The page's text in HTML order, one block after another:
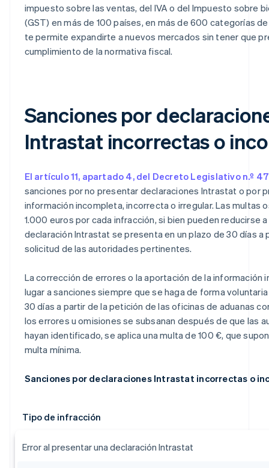
impuesto sobre las ventas, del IVA o del Impuesto sobre
(GST) en más de 100 países, en más de 600 categorías
te permite expandirte a nuevos mercados sin tener que
cumplimiento de la normativa fiscal.
Sanciones por
Intrastat incorrectas o
El artículo 11, apartado 4, del Decreto Legislativo n.º
sanciones por no presentar declaraciones Intrastat o por
información incompleta, incorrecta o irregular. Las multas
1.000 euros por cada infracción, si bien pueden reducirse
declaración Intrastat se presenta en un plazo de 30 días a
solicitud de las autoridades pertinentes.
La corrección de errores o la aportación de la información
lugar a sanciones siempre que se haga de forma
30 días a partir de la petición de las oficinas de aduanas
los errores u omisiones se subsanan después de que las
hayan identificado, se aplica una multa de 100 €, que
multa mínima.
Sanciones por declaraciones Intrastat incorrectas o
Tipo de infracción
Error al presentar una declaración Intrastat